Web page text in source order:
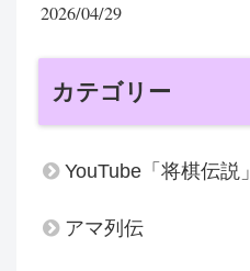
2026/04/29
カテゴリー
YouTube「将棋伝説」
アマ列伝